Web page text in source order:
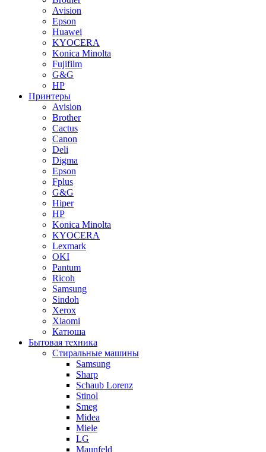
Avision
Epson
Huawei
KYOCERA
Konica Minolta
Fujifilm
G&G
HP
Принтеры
Avision
Brother
Cactus
Canon
Deli
Digma
Epson
Fplus
G&G
Hiper
HP
Konica Minolta
KYOCERA
Lexmark
OKI
Pantum
Ricoh
Samsung
Sindoh
Xerox
Xiaomi
Катюша
Бытовая техника
Стиральные машины
Samsung
Sharp
Schaub Lorenz
Stinol
Smeg
Midea
Miele
LG
Maunfeld